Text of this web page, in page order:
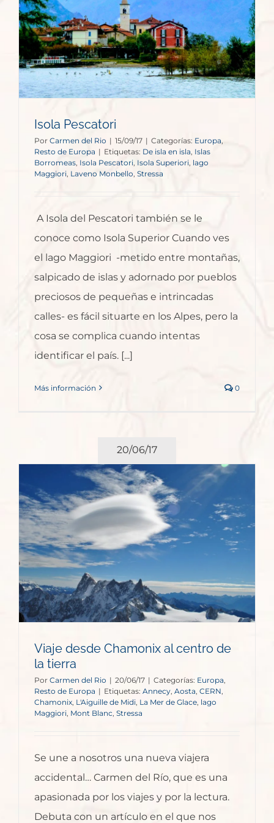
Isola Pescatori
Por Carmen del Rio | 15/09/17 | Categorías: Europa,
Resto de Europa | Etiquetas: De isla en isla Islas
Borromeas Isola Pescatori Isola Superiori, lago
Maggiori Laveno Monbello Stressa
A Isola del Pescatori también se le
conoce como Isola Superior Cuando ves
el lago Maggiori -metido entre montañas,
salpicado de islas y adornado por pueblos
preciosos de pequeñas e intrincadas
calles- es fácil situarte en los Alpes, pero la
cosa se complica cuando intentas
identificar el país. [...]
Más información 0
20/06/17
Viaje desde Chamonix al centro de
la tierra
Por Carmen del Rio | 20/06/17 | Categorías: Europa,
Resto de Europa | Etiquetas: Annecy, Aosta, CERN,
Chamonix, L'Aiguille de Midi, La Mer de Glace, lago
Maggiori, Mont Blanc, Stressa
Se une a nosotros una nueva viajera
accidental… Carmen del Río, que es una
apasionada por los viajes y por la lectura.
Debuta con un artículo en el que nos